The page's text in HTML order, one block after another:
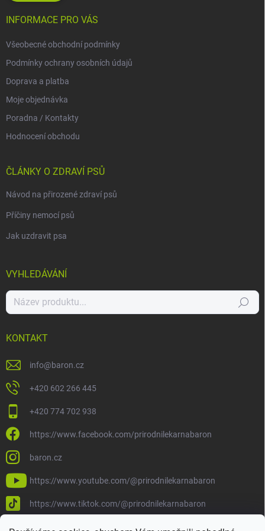
INFORMACE PRO VÁS
Všeobecné obchodní podmínky
Podmínky ochrany osobních údajů
Doprava a platba
Moje objednávka
Poradna / Kontakty
Hodnocení obchodu
ČLÁNKY O ZDRAVÍ PSŮ
Návod na přirozené zdraví psů
Příčiny nemocí psů
Jak uzdravit psa
VYHLEDÁVÁNÍ
Hledat
KONTAKT
info@baron.cz
+420 602 266 445
+420 774 702 938
https://www.facebook.com/prirodnilekarnabaron
baron.cz
https://www.youtube.com/@prirodnilekarnabaron
https://www.tiktok.com/@prirodnilekarnabaron